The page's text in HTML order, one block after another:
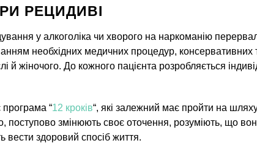
РЕЦИДИВІ
у алкоголіка чи хворого на наркоманію
необхідних медичних процедур, консервативних
й жіночого. До кожного пацієнта розробляється
програма “12 кроків“, які залежний має пройти на шляху
поступово змінюють своє оточення, розуміють, що
вести здоровий спосіб життя.